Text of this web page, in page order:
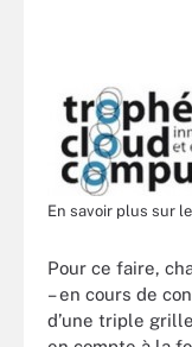
En savoir plus sur
Pour ce faire,
– en cours de
d’une triple